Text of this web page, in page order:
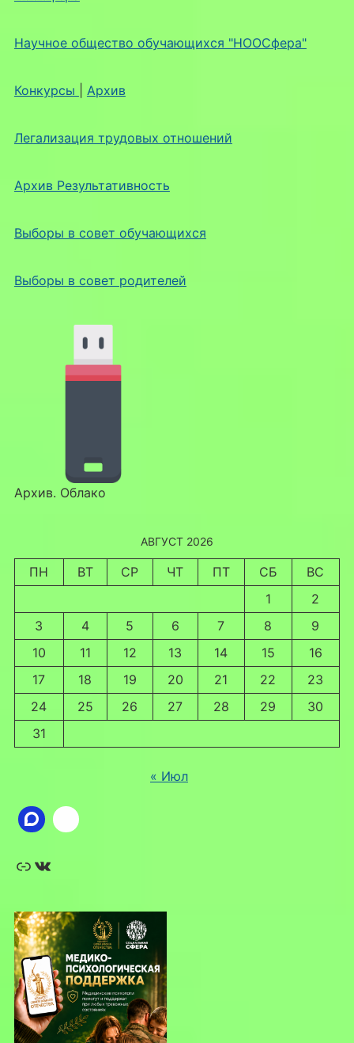
Научное общество обучающихся "НООСфера"
Конкурсы Архив
Легализация трудовых отношений
Архив Результативность
Выборы в совет обучающихся
Выборы в совет родителей
Архив. Облако
АВГУСТ 2026
ПН ВТ СР ЧТ ПТ СБ
ВС
1
2
3
4 5 6 7 8
9
10
11 12 13 14 15
16
17
18 19 20 21 22
23
24
25 26 27 28 29
30
31
« Июл
Ссылка